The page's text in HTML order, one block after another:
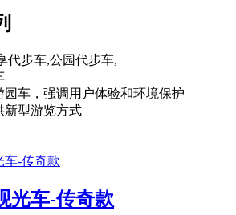
代步车,公园代步车,
园车，强调用户体验和环境保护
新型游览方式
光车-传奇款